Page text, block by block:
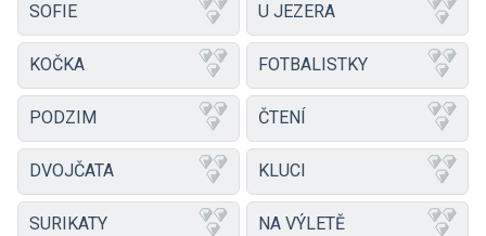
SOFIE U JEZERA
KOČKA FOTBALISTKY
PODZIM ČTENÍ
DVOJČATA KLUCI
SURIKATY NA VÝLETĚ